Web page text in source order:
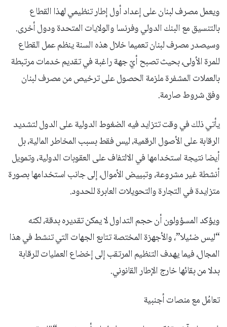
ويعمل مصرف لبنان على إعداد أول إطار تنظيمي لهذا القطاع
بالتنسيق مع البنك الدولي وفرنسا والولايات المتحدة ودول أخرى.
وسيصدر مصرف لبنان تعميما خلال هذه السنة ينظم عمل القطاع
للمرة الأولى، بحيث تصبح أيّ جهة راغبة في تقديم خدمات مرتبطة
بالعملات المشفرة ملزمة الحصول على ترخيص من مصرف لبنان
وفق شروط صارمة.
يأتي ذلك في وقت تتزايد فيه الضغوط الدولية على الدول لتشديد
الرقابة على الأصول الرقمية، ليس فقط بسبب المخاطر المالية، بل
أيضا نتيجة استخدامها في الالتفاف على العقوبات الدولية، وتمويل
أنشطة غير مشروعة، وتبييض الأموال، إلى جانب استخدامها بصورة
متزايدة في التجارة والتحويلات العابرة للحدود.
ويؤكد المسؤولون أن حجم التداول لا يمكن تقديره بدقة، لكنه
“ليس ضئيلا”، والأجهزة المختصة تتابع الجهات التي تنشط في هذا
المجال، فيما يهدف التنظيم المرتقب إلى إخضاع العمليات للرقابة
بدلا من بقائها خارج الإطار القانوني.
تعامُل مع منصات أجنبية